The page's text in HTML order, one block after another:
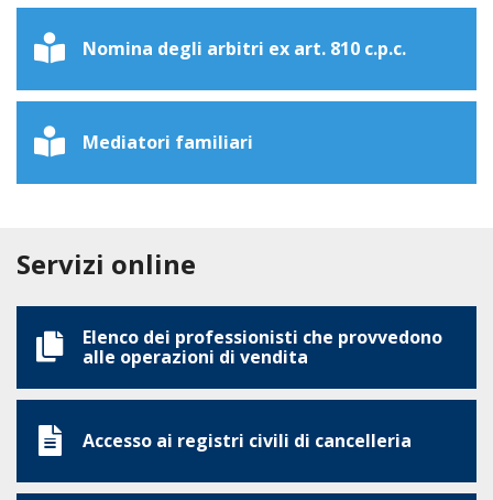
Nomina degli arbitri ex art. 810 c.p.c.
Mediatori familiari
Servizi online
Elenco dei professionisti che provvedono
alle operazioni di vendita
Accesso ai registri civili di cancelleria